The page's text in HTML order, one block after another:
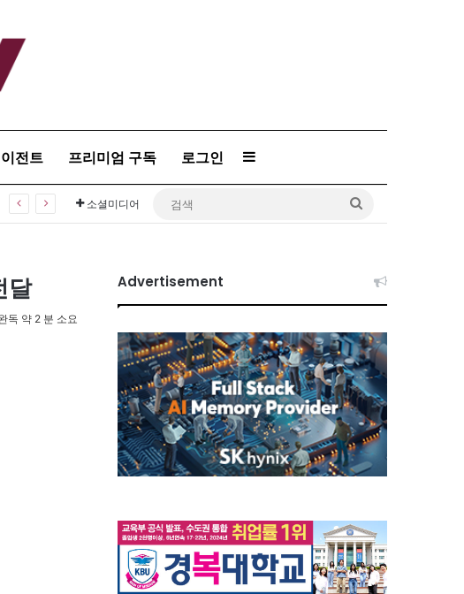
전트 프리미엄 구독 로그인 Sidebar
소셜미디어
달
독 약 2 분 소요
Advertisement